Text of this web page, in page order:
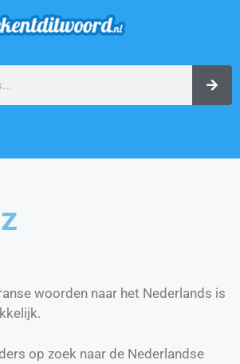
woorden naar het Nederlands is
op zoek naar de Nederlandse